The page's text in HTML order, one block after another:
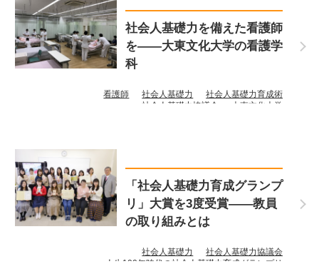
社会人基礎力を備えた看護師
を――大東文化大学の看護学
科
看護師 社会人基礎力
社会人基礎力育成術
社会人基礎力協議会
大東文化大学
「社会人基礎力育成グランプ
リ」大賞を3度受賞――教員
の取り組みとは
社会人基礎力
社会人基礎力協議会
人生100年時代の社会人基礎力育成グランプリ